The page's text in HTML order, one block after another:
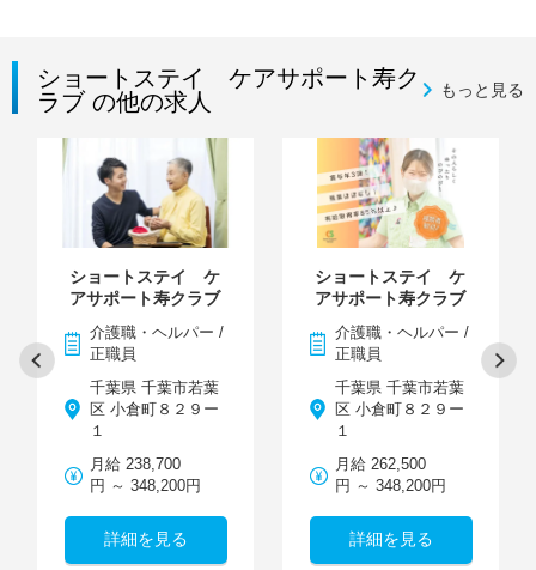
ショートステイ ケアサポート寿ク
ラブ の他の求人
もっと見る
ショートステイ ケ
アサポート寿クラブ
介護職・ヘルパー /
正職員
千葉県 千葉市若葉
区 小倉町８２９ー
１
月給 238,700
円 ～ 348,200円
詳細を見る
ショートステイ ケ
アサポート寿クラブ
介護職・ヘルパー /
正職員
千葉県 千葉市若葉
区 小倉町８２９ー
１
月給 262,500
円 ～ 348,200円
詳細を見る